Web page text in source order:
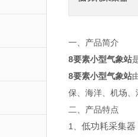
一、产品简介
8要素小型气象站
8要素小型气象站
保、海洋、机场
二、产品特点
1、低功耗采集